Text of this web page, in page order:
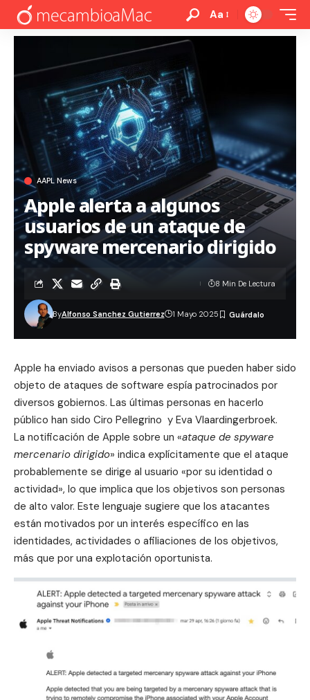
Aa
AAPL News
Apple alerta a algunos
usuarios de un ataque de
spyware mercenario dirigido
ByAlfonso Sanchez Gutierrez 1 Mayo 2025
8 Min De Lectura
Apple ha enviado avisos a personas que pueden haber sido
objeto de ataques de software espía patrocinados por
diversos gobiernos. Las últimas personas en hacerlo
público han sido Ciro Pellegrino y Eva Vlaardingerbroek.
La notificación de Apple sobre un «ataque de spyware
mercenario dirigido» indica explícitamente que el ataque
probablemente se dirige al usuario «por su identidad o
actividad», lo que implica que los objetivos son personas
de alto valor. Este lenguaje sugiere que los atacantes
están motivados por un interés específico en las
identidades, actividades o afiliaciones de los objetivos,
más que por una explotación oportunista.